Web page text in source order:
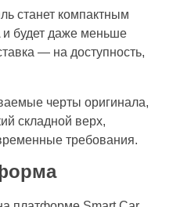
станет компактным
и будет даже меньше
— на доступность,
черты оригинала,
складной верх,
требования.